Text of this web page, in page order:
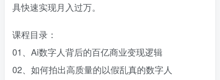
具快速实现月入过万。
课程目录：
01、Ai数字人背后的百亿商业变现逻辑
02、如何拍出高质量的以假乱真的数字人